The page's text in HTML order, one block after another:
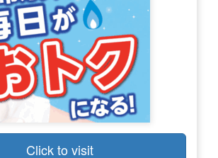
Click to visit